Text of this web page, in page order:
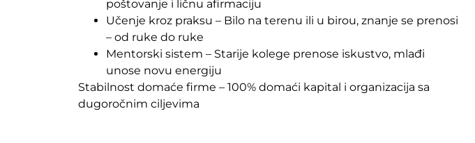
poštovanje i ličnu afirmaciju
Učenje kroz praksu – Bilo na terenu ili u birou, znanje se prenosi
– od ruke do ruke
Mentorski sistem – Starije kolege prenose iskustvo, mlađi
unose novu energiju
Stabilnost domaće firme – 100% domaći kapital i organizacija sa
dugoročnim ciljevima